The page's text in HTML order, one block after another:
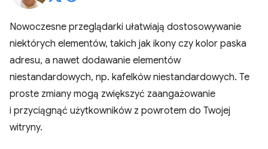
Nowoczesne przeglądarki ułatwiają dostosowywanie
niektórych elementów, takich jak ikony czy kolor paska
adresu, a nawet dodawanie elementów
niestandardowych, np. kafelków niestandardowych. Te
proste zmiany mogą zwiększyć zaangażowanie
i przyciągnąć użytkowników z powrotem do Twojej
witryny.